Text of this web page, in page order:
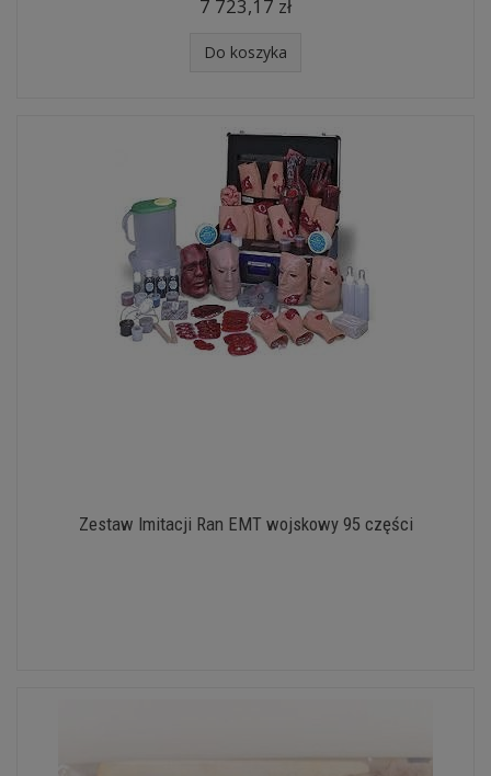
7 723,17 zł
Do koszyka
Zestaw Imitacji Ran EMT wojskowy 95 części